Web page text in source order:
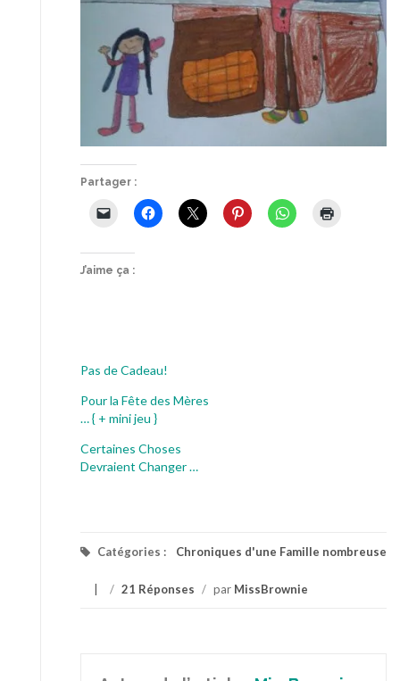
Partager :
J’aime ça :
Pas de Cadeau!
Pour la Fête des Mères
… { + mini jeu }
Certaines Choses
Devraient Changer …
Catégories : Chroniques d'une Famille nombreuse
/ 21 Réponses / par MissBrownie